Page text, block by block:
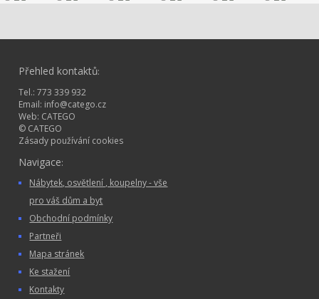
Přehled kontaktů:
Tel.: 773 339 932
Email: info@catego.cz
Web: CATEGO
© CATEGO
Zásady používání cookies
Navigace:
Nábytek, osvětlení , koupelny - vše
pro váš dům a byt
Obchodní podmínky
Partneři
Mapa stránek
Ke stažení
Kontakty